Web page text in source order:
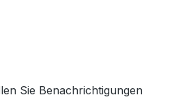
Sie Benachrichtigungen